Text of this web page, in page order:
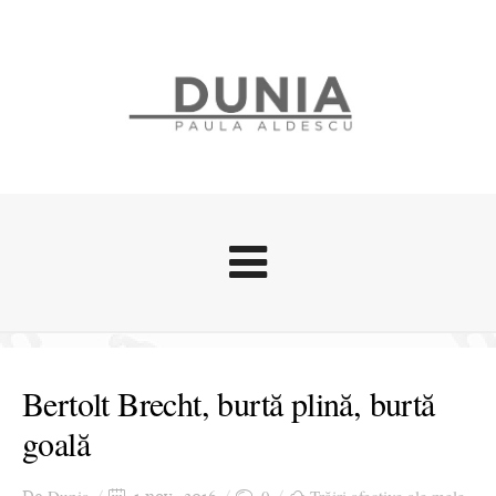
Stari afective
Zice Dunia
Cursuri povestite
Bertolt Brecht, burtă plină, burtă
goală